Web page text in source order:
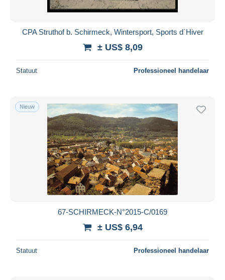
CPA Struthof b. Schirmeck, Wintersport, Sports d`Hiver
± US$ 8,09
Statuut Professioneel handelaar
Nieuw
67-SCHIRMECK-N°2015-C/0169
± US$ 6,94
Statuut Professioneel handelaar